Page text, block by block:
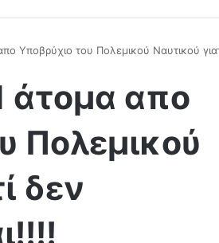
Υποβρύχιο του Πολεμικού Ναυτικού
άτομα απο
Πολεμικού
δεν